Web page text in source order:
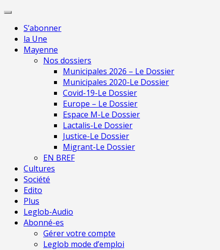
Skip
contentS’abonner
la Une
Mayenne
Nos dossiers
Municipales 2026 – Le Dossier
Municipales 2020-Le Dossier
Covid-19-Le Dossier
Europe – Le Dossier
Espace M-Le Dossier
Lactalis-Le Dossier
Justice-Le Dossier
Migrant-Le Dossier
EN BREF
Cultures
Société
Edito
Plus
Leglob-Audio
Abonné-es
Gérer votre compte
Leglob mode d’emploi
Pour une presse indépendante en Mayenne